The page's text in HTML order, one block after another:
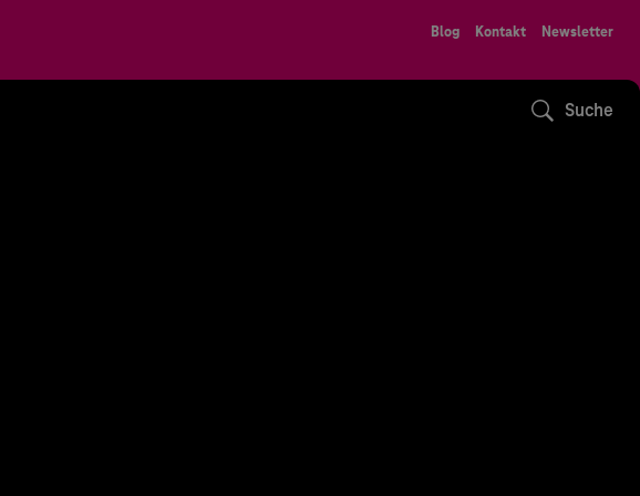
Blog Kontakt Newsletter
Suche